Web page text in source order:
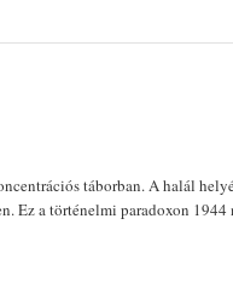
táborban. A halál
Ez a történelmi paradoxon